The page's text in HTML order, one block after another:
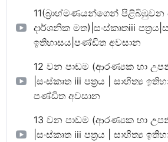
11(බ්‍රාහ්මණයන්ගෙන් පිළිබිඹුවන
දාර්ශනික මත)|සංස්කෘතiii
ඉතිහාසය|පණ්ඩිත අවසාන
12 වන පාඩම (ආරණ්‍යක හා
|සංස්කෘත iii පත්‍රය | සාහිත්‍ය
පණ්ඩිත අවසාන
13 වන පාඩම (ආරණ්‍යක හා
|සංස්කෘත iii පත්‍රය | සාහිත්‍ය